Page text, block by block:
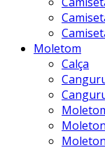
Moletom
Calça